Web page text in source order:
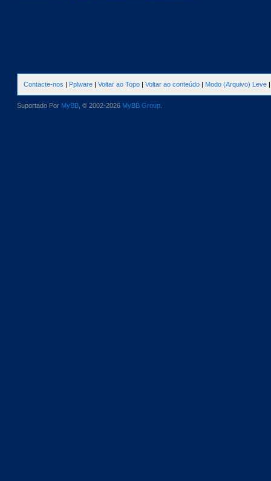
Contacte-nos | Pplware | Voltar ao Topo | Voltar ao conteúdo | Modo (Arquivo) Leve
Suportado Por MyBB , © 2002-2026 MyBB Group